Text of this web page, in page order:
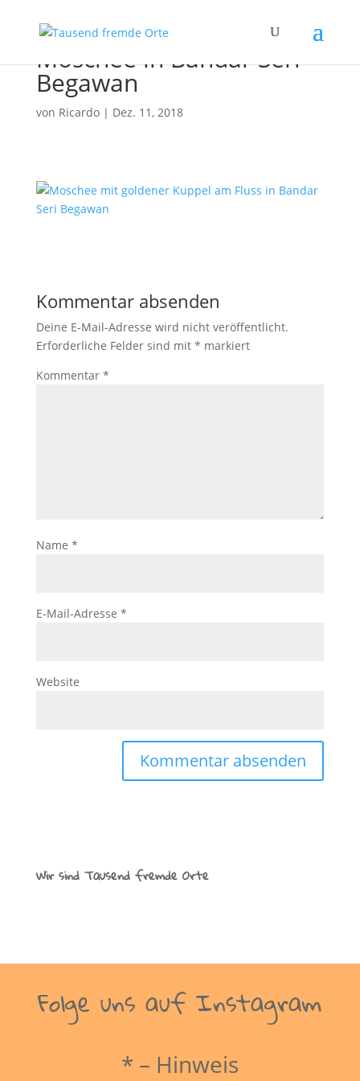
Moschee in Bandar Seri
Begawan
von Ricardo| Dez. 11, 2018
Kommentar absenden
Deine E-Mail-Adresse wird nicht veröffentlicht.
Erforderliche Felder sind mit * markiert
Kommentar *
Name *
E-Mail-Adresse *
Website
Wir sind Tausend fremde Orte
Folge uns auf Instagram
* – Hinweis